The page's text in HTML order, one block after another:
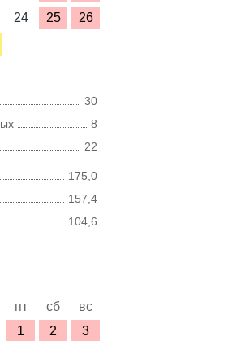
24 25
26
30
8
22
175,0
157,4
104,6
пт сб
вс
1
2
3